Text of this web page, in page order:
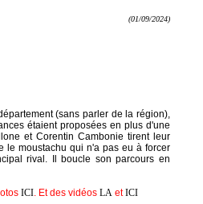
(01/09/2024)
(sans parler de la région),
étaient proposées en plus d'une
et Corentin Cambonie tirent leur
le moustachu qui n'a pas eu à forcer
rival. Il boucle son parcours en
ICI . Et des vidéos LA etICI